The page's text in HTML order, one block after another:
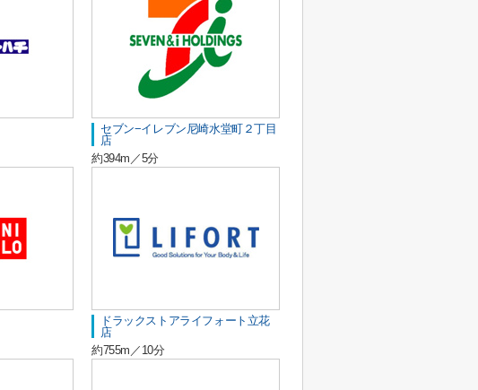
セブン−イレブン尼崎水堂町２丁目
店
約394m／5分
ドラックストアライフォート立花
店
約755m／10分